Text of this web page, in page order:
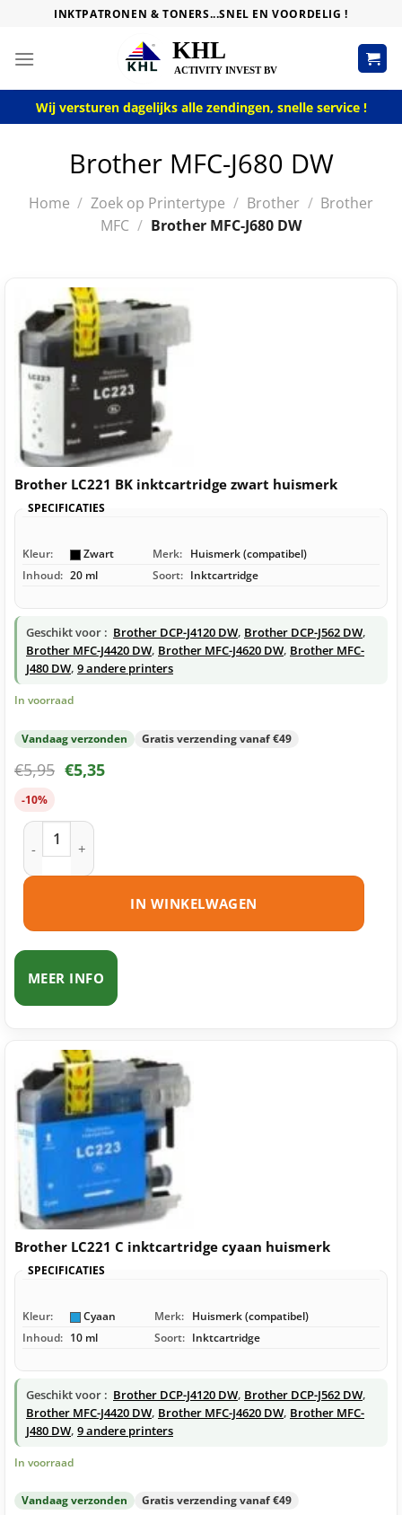
content
INKTPATRONEN & TONERS...SNEL EN VOORDELIG !
Wij versturen dagelijks alle zendingen, snelle service !
Brother MFC-J680 DW
Home / Zoek op Printertype / Brother / Brother
MFC / Brother MFC-J680 DW
Brother LC221 BK inktcartridge zwart huismerk
SPECIFICATIES
Kleur: Zwart Merk: Huismerk (compatibel)
Inhoud: 20 ml Soort: Inktcartridge
Geschikt voor : Brother DCP-J4120 DW, Brother DCP-J562 DW,
Brother MFC-J4420 DW, Brother MFC-J4620 DW, Brother MFC-
J480 DW, 9 andere printers
In voorraad
Vandaag verzonden Gratis verzending vanaf €49
€5,95 €5,35
-10%
Brother LC221 BK inktcartridge zwart huismerk aantal
IN WINKELWAGEN
MEER INFO
Brother LC221 C inktcartridge cyaan huismerk
SPECIFICATIES
Kleur: Cyaan Merk: Huismerk (compatibel)
Inhoud: 10 ml Soort: Inktcartridge
Geschikt voor : Brother DCP-J4120 DW, Brother DCP-J562 DW,
Brother MFC-J4420 DW, Brother MFC-J4620 DW, Brother MFC-
J480 DW, 9 andere printers
In voorraad
Vandaag verzonden Gratis verzending vanaf €49